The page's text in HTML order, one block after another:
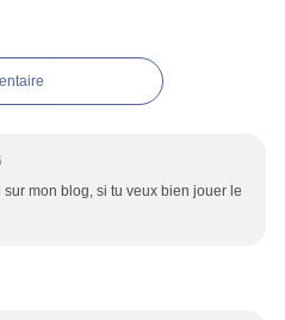
mon blog, si tu veux bien jouer le